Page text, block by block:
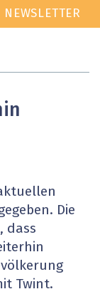
NEWSLETTER
Die
dass
Twint.